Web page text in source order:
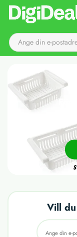
Till startsidan
Det här
Vill